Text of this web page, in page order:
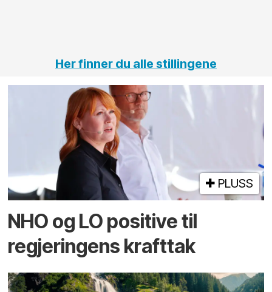
Her finner du alle stillingene
PLUSS
NHO og LO positive til
regjeringens krafttak